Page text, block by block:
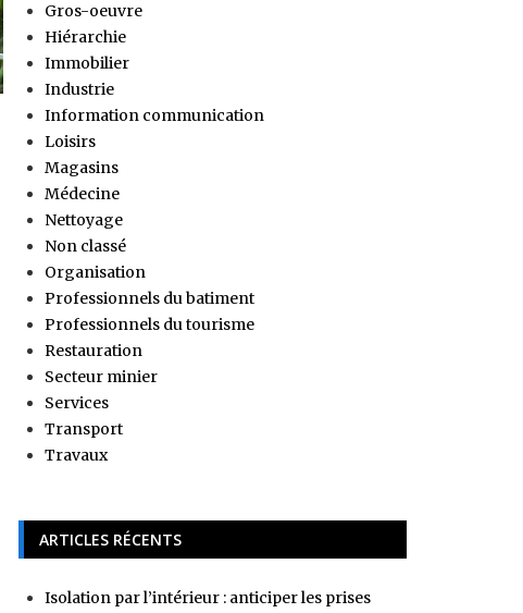
Gros-oeuvre
Hiérarchie
Immobilier
Industrie
Information communication
Loisirs
Magasins
Médecine
Nettoyage
Non classé
Organisation
Professionnels du batiment
Professionnels du tourisme
Restauration
Secteur minier
Services
Transport
Travaux
ARTICLES RÉCENTS
Isolation par l’intérieur : anticiper les prises